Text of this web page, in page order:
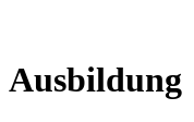
Ausbildung